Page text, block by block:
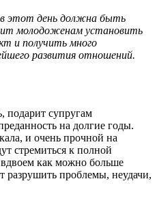
в этот день должна быть
молодоженам установить
и получить много
развития отношений.
подарит супругам
на долгие годы.
и очень прочной на
стремиться к полной
как можно больше
проблемы, неудачи,